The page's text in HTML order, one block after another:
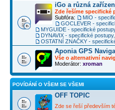
iGo a různá
Zde řešíme specifické
Subfóra:
MIO -
GOCLEVER -
MYGUIDE - specifické
DYNAVIX - specifické postupy,
OSTATNÍ ZNAČKY -
Aponia GPS
Vše o alternativní
Moderátor: xroman
POVÍDÁNÍ O VŠEM SE VŠEMI
OFF TOPIC
Zde se řeší především